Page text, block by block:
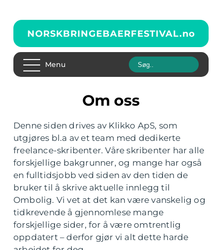
NORSKBRINGEBAERFESTIVAL.no
Menu
Om oss
Denne siden drives av Klikko ApS, som
utgjøres bl.a av et team med dedikerte
freelance-skribenter. Våre skribenter har alle
forskjellige bakgrunner, og mange har også
en fulltidsjobb ved siden av den tiden de
bruker til å skrive aktuelle innlegg til
Ombolig. Vi vet at det kan være vanskelig og
tidkrevende å gjennomlese mange
forskjellige sider, for å være omtrentlig
oppdatert – derfor gjør vi alt dette harde